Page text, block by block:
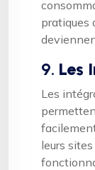
pratiques
9. Les
Les
leurs